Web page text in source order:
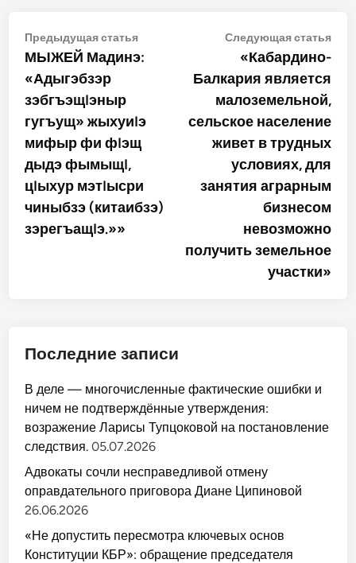
Навигация
по
записям
Предыдущая статьяПредыдущая
статья:
МЫЖЕЙ Мадинэ:
«Адыгэбзэр
зэбгъэщIэныр
гугъущ» жыхуиIэ
мифыр фи фIэщ
дыдэ фымыщI,
цIыхур мэтIысри
чиныбзэ (китаибзэ)
зэрегъащIэ.»»
Следующая статья
«Кабардино-
Балкария является
малоземельной,
сельское население
живет в трудных
условиях, для
занятия аграрным
бизнесом
невозможно
получить земельное
участки»
Последние записи
В деле — многочисленные фактические ошибки и
ничем не подтверждённые утверждения:
возражение Ларисы Тупцоковой на постановление
следствия. 05.07.2026
Адвокаты сочли несправедливой отмену
оправдательного приговора Диане Ципиновой
26.06.2026
«Не допустить пересмотра ключевых основ
Конституции КБР»: обращение председателя